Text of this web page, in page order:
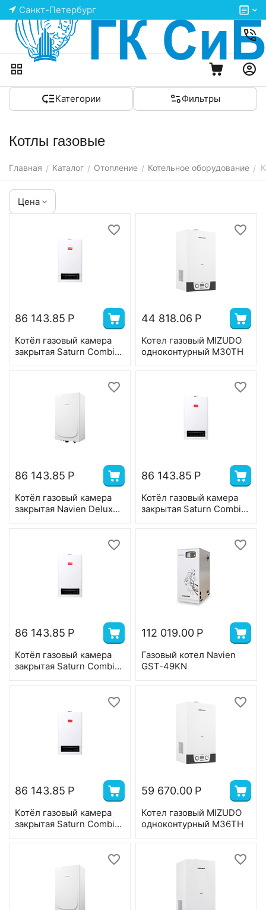
Санкт-Петербург
Категории Фильтры
Котлы газовые
Главная / Каталог / Отопление / Котельное оборудование /
Цена
86 143.85 Р
Котёл газовый камера
закрытая Saturn Combi-
44 818.06 Р
Котел газовый MIZUDO
одноконтурный М30TH
86 143.85 Р
Котёл газовый камера
закрытая Navien Deluxe
86 143.85 Р
Котёл газовый камера
закрытая Saturn Combi-
86 143.85 Р
Котёл газовый камера
закрытая Saturn Combi-
112 019.00 Р
Газовый котел Navien
GST-49KN
86 143.85 Р
Котёл газовый камера
закрытая Saturn Combi-
59 670.00 Р
Котел газовый MIZUDO
одноконтурный М36TH